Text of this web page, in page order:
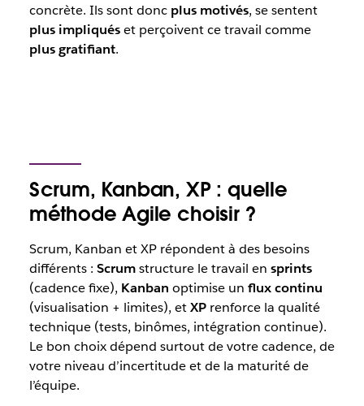
concrète. Ils sont donc plus motivés, se sentent
plus impliquéset perçoivent ce travail comme
plus gratifiant.
Scrum, Kanban, XP : quelle
méthode Agile choisir ?
Scrum, Kanban et XP répondent à des besoins
différents : Scrumstructure le travail en sprints
(cadence fixe), Kanban optimise un flux continu
(visualisation + limites), etXPrenforce la qualité
technique (tests, binômes, intégration continue).
Le bon choix dépend surtout de votre cadence, de
votre niveau d’incertitude et de la maturité de
l’équipe.